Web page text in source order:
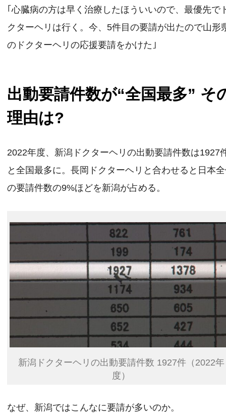
｢心臓病の方は早く治療したほういいので、最優先で
クターヘリは行く。今、5件目の要請が出たので山形
のドクターヘリの応援要請をかけた｣
出動要請件数が“全国最多” そ
理由は?
2022年度、新潟ドクターヘリの出動要請件数は1927
と全国最多に。長岡ドクターヘリと合わせると日本
の要請件数の9%ほどを新潟が占める。
新潟ドクターヘリの出動要請件数 1927件（2022年
度）
なぜ、新潟ではこんなに要請が多いのか。